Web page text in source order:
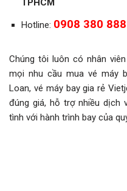
TPHCM
Hotline: 0908 380
Chúng tôi luôn có nhân
mọi nhu cầu mua vé máy
Loan, vé máy bay gia rẻ
đúng giá, hỗ trợ nhiều dịch
tình với hành trình bay của